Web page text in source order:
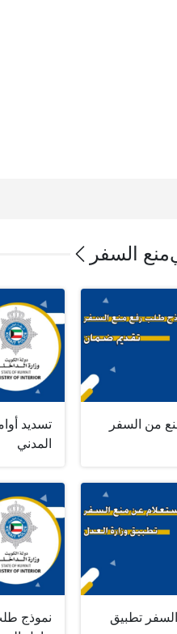
منع السفر
من السفر
تسديد
المدني
تطبيق
نموذج